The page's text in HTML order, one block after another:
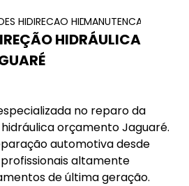
HIDRAULICAS
DIRECAO HIDRAULICA E ELETRICA
MANUTENCAO
HIDRÁULICA
no reparo da
orçamento Jaguaré.
automotiva desde
altamente
de última geração.